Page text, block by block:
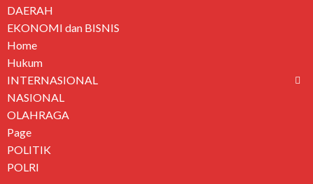
DAERAH
EKONOMI dan BISNIS
Home
Hukum
INTERNASIONAL
NASIONAL
OLAHRAGA
Page
POLITIK
POLRI